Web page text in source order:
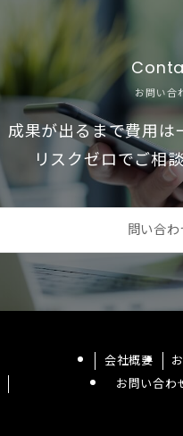
お問い合
成果が出るまで費用は
リスクゼロでご相
問い合わ
会社概要
お問い合わ